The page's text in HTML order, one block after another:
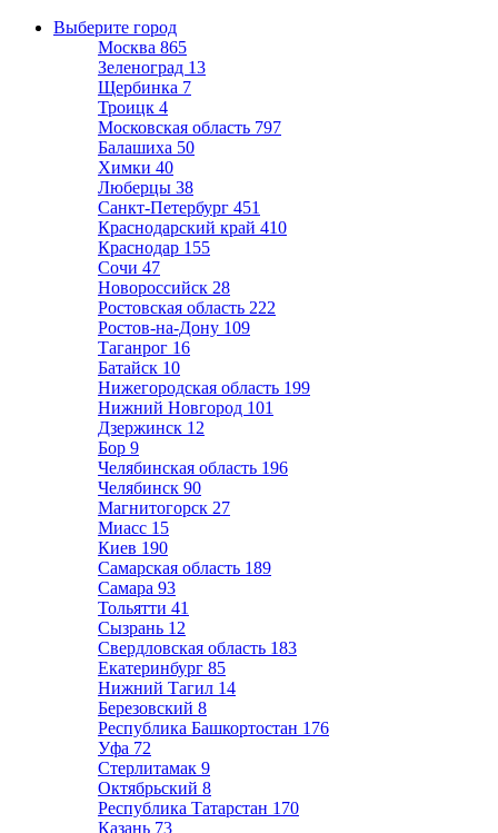
Выберите город
Москва 865
Зеленоград 13
Щербинка 7
Троицк 4
Московская область 797
Балашиха 50
Химки 40
Люберцы 38
Санкт-Петербург 451
Краснодарский край 410
Краснодар 155
Сочи 47
Новороссийск 28
Ростовская область 222
Ростов-на-Дону 109
Таганрог 16
Батайск 10
Нижегородская область 199
Нижний Новгород 101
Дзержинск 12
Бор 9
Челябинская область 196
Челябинск 90
Магнитогорск 27
Миасс 15
Киев 190
Самарская область 189
Самара 93
Тольятти 41
Сызрань 12
Свердловская область 183
Екатеринбург 85
Нижний Тагил 14
Березовский 8
Республика Башкортостан 176
Уфа 72
Стерлитамак 9
Октябрьский 8
Республика Татарстан 170
Казань 73